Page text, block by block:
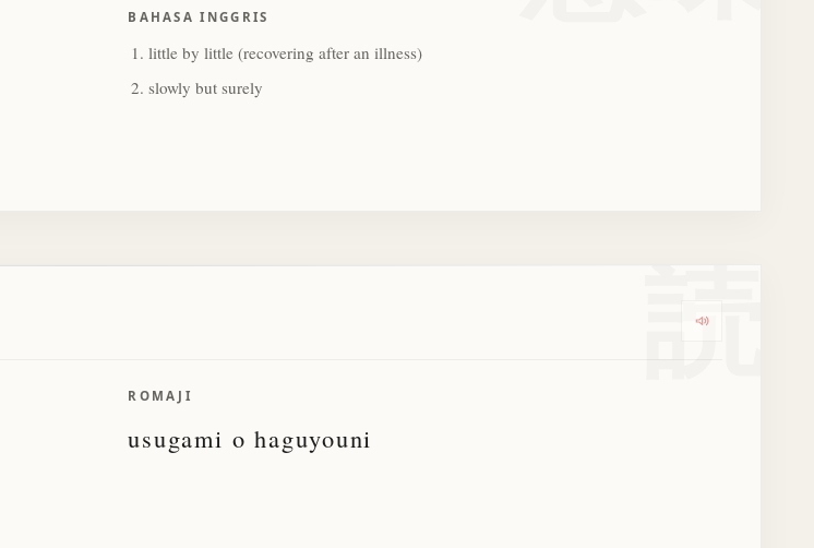
BAHASA INGGRIS
little by little (recovering after an illness)
slowly but surely
読Dengarkan
ROMAJI
usugami o haguyouni